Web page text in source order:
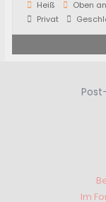
Heiß
Oben
Privat
Im